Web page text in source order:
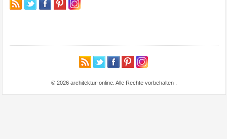
© 2026 architektur-online. Alle Rechte vorbehalten .